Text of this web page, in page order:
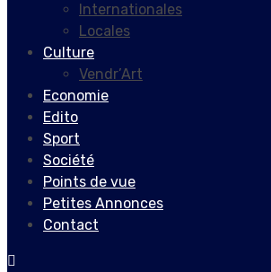
Internationales
Locales
Culture
Vendr’Art
Economie
Edito
Sport
Société
Points de vue
Petites Annonces
Contact